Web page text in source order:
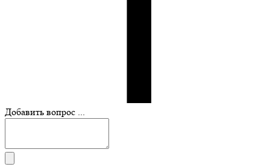
Добавить вопрос ...